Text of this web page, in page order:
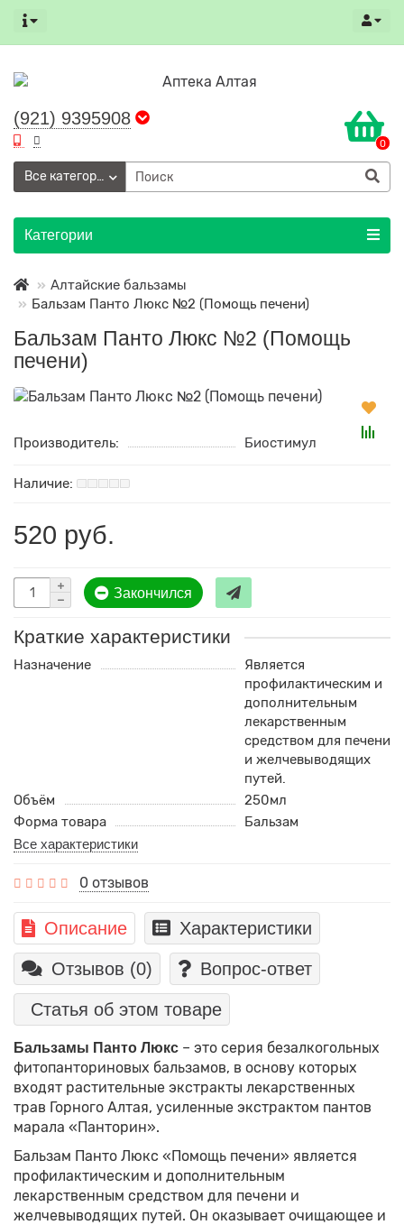
(921) 9395908
0
Все категории
Категории
Алтайские бальзамы
Бальзам Панто Люкс №2 (Помощь печени)
Бальзам Панто Люкс №2 (Помощь
печени)
Производитель: Биостимул
520 руб.
Закончился
Краткие характеристики
Назначение
Является
профилактическим и
дополнительным
лекарственным
средством для печени
и желчевыводящих
путей.
Объём
250мл
Форма товара
Бальзам
Все характеристики
0 отзывов
Описание Характеристики
Отзывов (0) Вопрос-ответ
Статья об этом товаре
Бальзамы Панто Люкс – это серия безалкогольных
фитопанториновых бальзамов, в основу которых
входят растительные экстракты лекарственных
трав Горного Алтая, усиленные экстрактом пантов
марала «Панторин».
Бальзам Панто Люкс «Помощь печени» является
профилактическим и дополнительным
лекарственным средством для печени и
желчевыводящих путей. Он оказывает очищающее и